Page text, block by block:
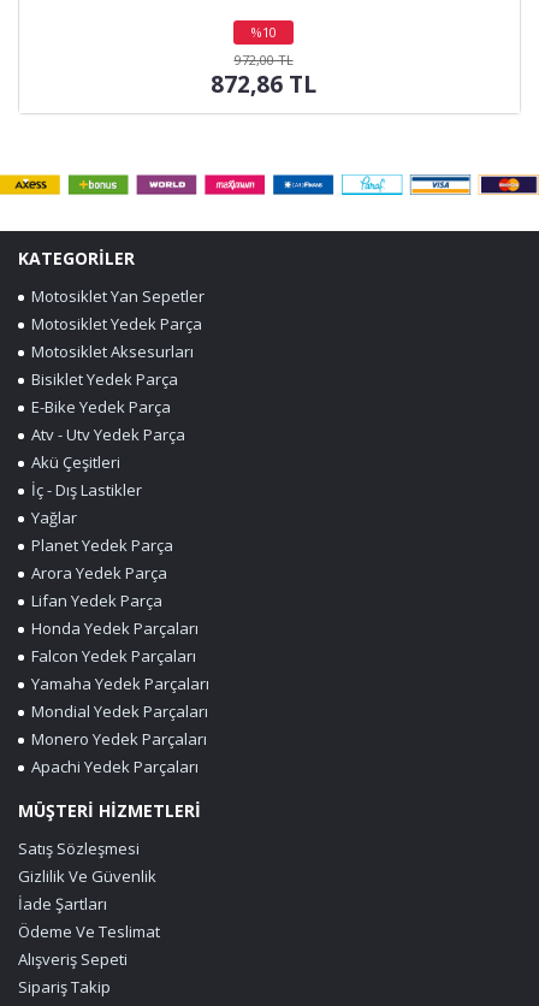
KATEGORİLER
Motosiklet Yan Sepetler
Motosiklet Yedek Parça
Motosiklet Aksesurları
Bisiklet Yedek Parça
E-Bike Yedek Parça
Atv - Utv Yedek Parça
Akü Çeşitleri
İç - Dış Lastikler
Yağlar
Planet Yedek Parça
Arora Yedek Parça
Lifan Yedek Parça
Honda Yedek Parçaları
Falcon Yedek Parçaları
Yamaha Yedek Parçaları
Mondial Yedek Parçaları
Monero Yedek Parçaları
Apachi Yedek Parçaları
MÜŞTERİ HİZMETLERİ
Satış Sözleşmesi
Gizlilik Ve Güvenlik
İade Şartları
Ödeme Ve Teslimat
Alışveriş Sepeti
Sipariş Takip